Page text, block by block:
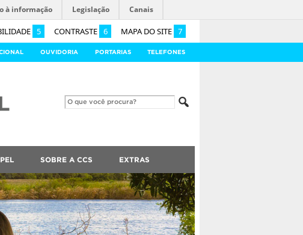
5 CONTRASTE 6 MAPA DO SITE 7
à informação Legislação Canais
OUVIDORIA PORTARIAS TELEFONES
SOBRE A CCS EXTRAS